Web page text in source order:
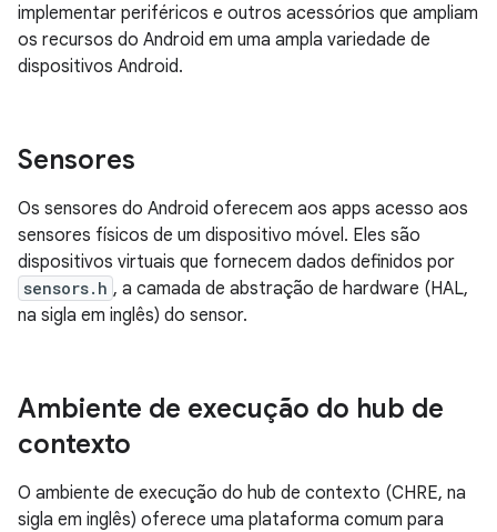
implementar periféricos e outros acessórios que ampliam
os recursos do Android em uma ampla variedade de
dispositivos Android.
Sensores
Os sensores do Android oferecem aos apps acesso aos
sensores físicos de um dispositivo móvel. Eles são
dispositivos virtuais que fornecem dados definidos por
sensors.h , a camada de abstração de hardware (HAL,
na sigla em inglês) do sensor.
Ambiente de execução do hub de
contexto
O ambiente de execução do hub de contexto (CHRE, na
sigla em inglês) oferece uma plataforma comum para